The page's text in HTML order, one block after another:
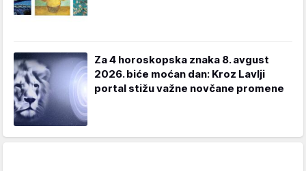
Za 4 horoskopska znaka 8. avgust
2026. biće moćan dan: Kroz Lavlji
portal stižu važne novčane promene